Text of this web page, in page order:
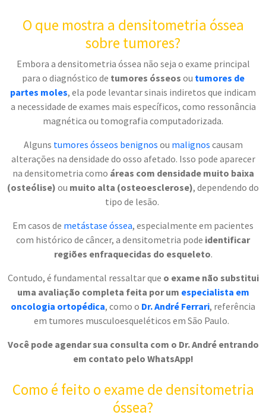
O que mostra a densitometria óssea
sobre tumores?
Embora a densitometria óssea não seja o exame principal
para o diagnóstico de tumores ósseos ou tumores de
partes moles, ela pode levantar sinais indiretos que indicam
a necessidade de exames mais específicos, como ressonância
magnética ou tomografia computadorizada.
Alguns tumores ósseos benignos ou malignos causam
alterações na densidade do osso afetado. Isso pode aparecer
na densitometria como áreas com densidade muito baixa
(osteólise) ou muito alta (osteoesclerose), dependendo do
tipo de lesão.
Em casos de metástase óssea, especialmente em pacientes
com histórico de câncer, a densitometria pode identificar
regiões enfraquecidas do esqueleto.
Contudo, é fundamental ressaltar que o exame não substitui
uma avaliação completa feita por um especialista em
oncologia ortopédica, como o Dr. André Ferrari, referência
em tumores musculoesqueléticos em São Paulo.
Você pode agendar sua consulta com o Dr. André entrando
em contato pelo WhatsApp!
Como é feito o exame de densitometria
óssea?